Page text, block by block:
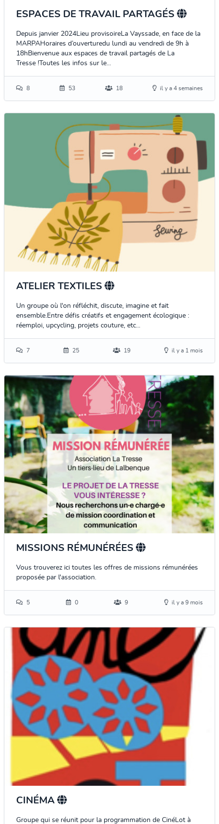
ESPACES DE TRAVAIL PARTAGÉS
Depuis janvier 2024Lieu provisoireLa Vayssade, en face de la
MARPAHoraires d’ouverturedu lundi au vendredi de 9h à
18hBienvenue aux espaces de travail partagés de La
Tresse !Toutes les infos sur le...
8 53 18 il y a 4 semaines
ATELIER TEXTILES
Un groupe où l'on réfléchit, discute, imagine et fait
ensemble.Entre défis créatifs et engagement écologique :
réemploi, upcycling, projets couture, etc...
7 25 19 il y a 1 mois
MISSIONS RÉMUNÉRÉES
Vous trouverez ici toutes les offres de missions rémunérées
proposée par l'association.
5 0 9 il y a 9 mois
CINÉMA
Groupe qui se réunit pour la programmation de CinéLot à